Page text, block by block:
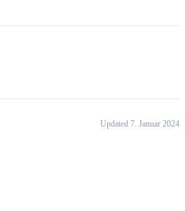
Updated 7. Januar 2024